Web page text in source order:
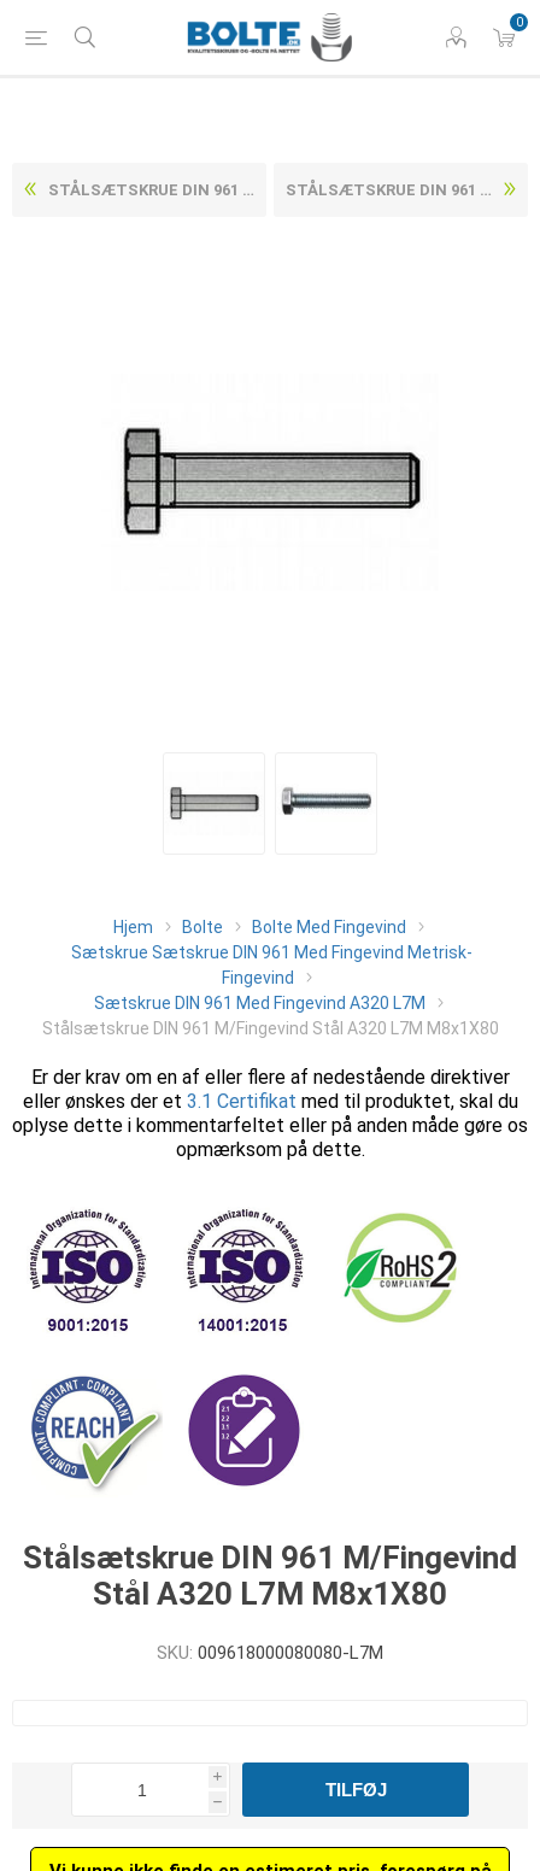
0
STÅLSÆTSKRUE DIN 961 M/FINGEVIND STÅL A320 L7M M8X1X70 STÅLSÆTSKRUE DIN 961 M/FINGEVIND STÅL A320 L7M M8X1X90
Hjem Bolte
Bolte Med Fingevind
Sætskrue Sætskrue DIN 961 Med Fingevind Metrisk-
Fingevind
Sætskrue DIN 961 Med Fingevind A320 L7M
Stålsætskrue DIN 961 M/Fingevind Stål A320 L7M M8x1X80
Er der krav om en af eller flere af nedestående direktiver
eller ønskes der et 3.1 Certifikat med til produktet, skal du
oplyse dette i kommentarfeltet eller på anden måde gøre os
opmærksom på dette.
Stålsætskrue DIN 961 M/Fingevind
Stål A320 L7M M8x1X80
SKU: 009618000080080-L7M
i
h